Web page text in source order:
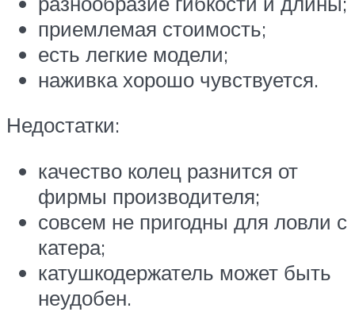
приемлемая стоимость;
есть легкие модели;
наживка хорошо чувствуется.
Недостатки:
качество колец разнится от
фирмы производителя;
совсем не пригодны для ловли с
катера;
катушкодержатель может быть
неудобен.